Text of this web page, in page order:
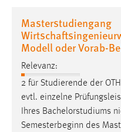
Masterstudiengang
Modell oder Vorab-
Relevanz:
2 für Studierende der
evtl. einzelne
Ihres Bachelorstudiums
Semesterbeginn des
Performance
Name:
staticfilecache
Zweck:
Für performante
gespeichert, ob man